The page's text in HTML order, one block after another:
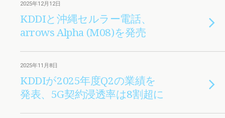
2025年12月12日
KDDIと沖縄セルラー電話、
arrows Alpha (M08)を発売
2025年11月8日
KDDIが2025年度Q2の業績を
発表、5G契約浸透率は8割超に